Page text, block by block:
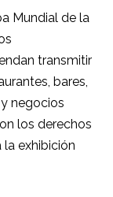
Mundial de la
transmitir
bares,
negocios
los derechos
exhibición